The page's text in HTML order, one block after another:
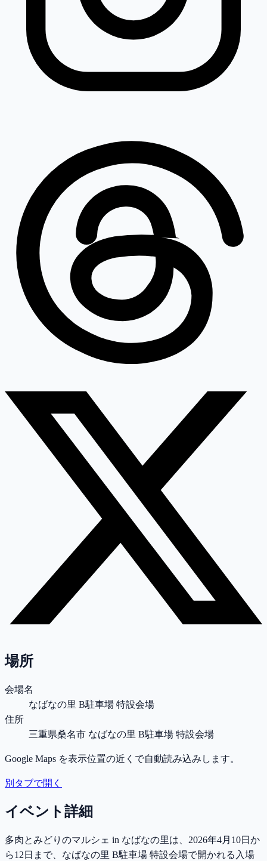
場所
会場名
なばなの里 B駐車場 特設会場
住所
三重県桑名市 なばなの里 B駐車場 特設会場
Google Maps を表示位置の近くで自動読み込みします。
別タブで開く
イベント詳細
多肉とみどりのマルシェ in なばなの里は、2026年4月10日か
ら12日まで、なばなの里 B駐車場 特設会場で開かれる入場